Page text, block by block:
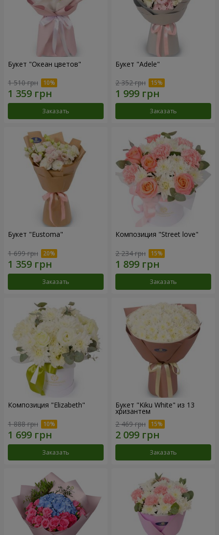
Букет "Океан цветов"
1 510 грн
Заказать
Букет "Adele"
2 352 грн
Заказать
Букет "Eustoma"
1 699 грн
Заказать
Композиция "Street love"
2 234 грн
Заказать
Композиция "Elizabeth"
1 888 грн
Заказать
Букет "Kiku White" из 13
хризантем
2 469 грн
Заказать